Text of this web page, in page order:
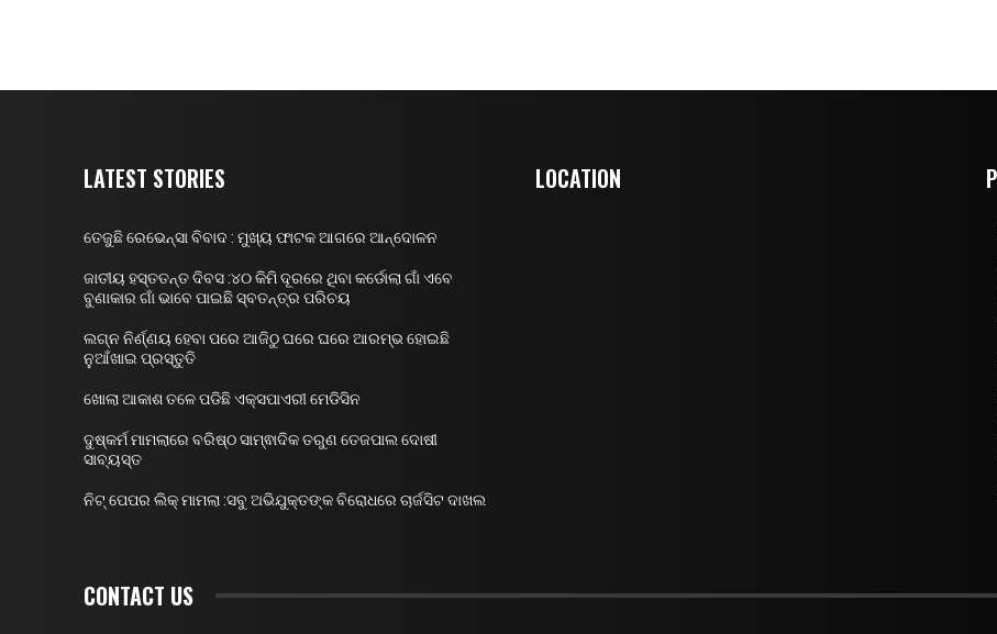
LATEST STORIES
ତେଜୁଛି ରେଭେନ୍ସା ବିବାଦ : ମୁଖ୍ୟ ଫାଟକ ଆଗରେ ଆନ୍ଦୋଳନ
ଜାତୀୟ ହସ୍ତତନ୍ତ ଦିବସ :୪୦ କିମି ଦୂରରେ ଥିବା କର୍ଡୋଲା ଗାଁ ଏବେ
ବୁଣାକାର ଗାଁ ଭାବେ ପାଇଛି ସ୍ବତନ୍ତ୍ର ପରିଚୟ
ଲଗ୍ନ ନିର୍ଣ୍ଣୟ ହେବା ପରେ ଆଜିଠୁ ଘରେ ଘରେ ଆରମ୍ଭ ହୋଇଛି
ନୁଆଁଖାଇ ପ୍ରସ୍ତୁତି
ଖୋଲା ଆକାଶ ତଳେ ପଡିଛି ଏକ୍ସପାଏରୀ ମେଡିସିନ
ଦୁଷ୍କର୍ମ ମାମଲାରେ ବରିଷ୍ଠ ସାମ୍ଵାଦିକ ତରୁଣ ତେଜପାଲ ଦୋଷୀ
ସାବ୍ୟସ୍ତ
ନିଟ୍ ପେପର ଲିକ୍ ମାମଲା :ସବୁ ଅଭିଯୁକ୍ତଙ୍କ ବିରୋଧରେ ଚାର୍ଜସିଟ ଦାଖଲ
LOCATION
CONTACT US